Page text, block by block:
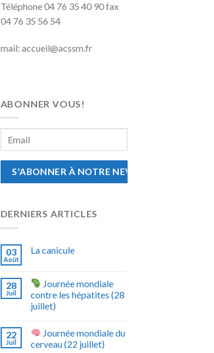
Téléphone 04 76 35 40 90 fax
04 76 35 56 54
mail: accueil@acssm.fr
ABONNER VOUS!
DERNIERS ARTICLES
03
Août
La canicule
28
Juil
Journée mondiale
contre les hépatites (28
juillet)
22
Juil
Journée mondiale du
cerveau (22 juillet)